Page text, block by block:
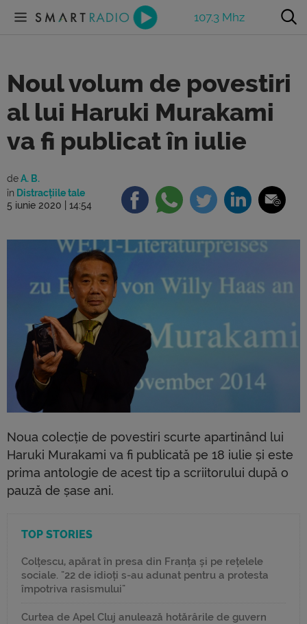
107.3 Mhz
Noul volum de povestiri
al lui Haruki Murakami
va fi publicat în iulie
deA. B.
în Distracțiile tale
5 iunie 2020 | 14:54
Noua colecție de povestiri scurte apartinând lui
Haruki Murakami va fi publicată pe 18 iulie și este
prima antologie de acest tip a scriitorului după o
pauză de șase ani.
TOP STORIES
Colțescu, apărat în presa din Franța și pe rețelele
sociale. "22 de idioți s-au adunat pentru a protesta
împotriva rasismului"
Curtea de Apel Cluj anulează hotărârile de guvern